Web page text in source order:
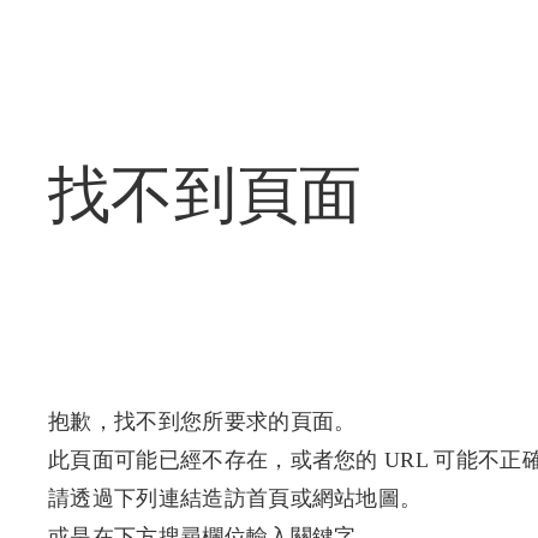
找不到頁面
抱歉，找不到您所要求的頁面。
此頁面可能已經不存在，或者您的 URL 可能不正
請透過下列連結造訪首頁或網站地圖。